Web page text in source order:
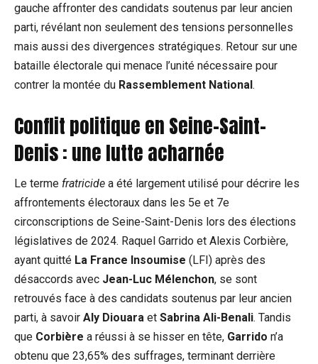
‍gauche affronter des ‍candidats soutenus par leur ancien
parti,⁢ révélant non seulement des tensions personnelles
mais⁤ aussi des divergences stratégiques. ⁢Retour sur une
bataille électorale‍ qui menace l’unité nécessaire pour
contrer la montée⁣ du Rassemblement National.
Conflit politique en Seine-Saint-
Denis :⁢ une lutte acharnée
Le terme fratricide a été largement utilisé pour décrire les
affrontements électoraux dans les 5e et ⁢7e
circonscriptions de Seine-Saint-Denis lors des élections
législatives de 2024. Raquel Garrido et‌ Alexis Corbière,
ayant​ quitté La France Insoumise (LFI) après‍ des
désaccords avec Jean-Luc Mélenchon, se sont
⁣retrouvés face​ à des candidats soutenus par leur ancien
parti, à savoir Aly Diouara et Sabrina Ali-Benali. Tandis
que Corbière a réussi à se hisser ⁢en‌ tête, Garrido n’a
obtenu que 23,65% des suffrages, terminant derrière ​